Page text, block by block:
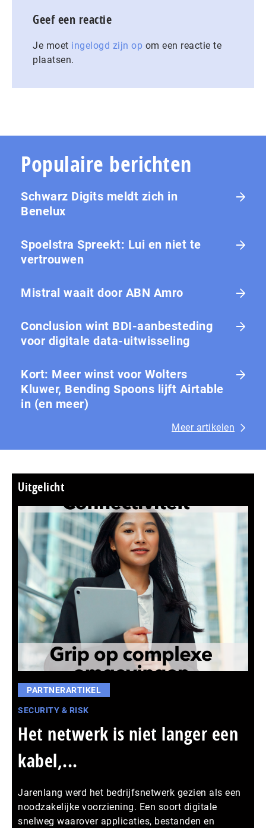
Geef een reactie
Je moet ingelogd zijn op om een reactie te
plaatsen.
Populaire berichten
Schwarz Digits meldt zich in
Benelux
Spoelstra Spreekt: Lui en niet te
vertrouwen
Mistral waait door ABN Amro
Conclusion wint BDI-aanbesteding
voor digitale data-uitwisseling
Kort: Meer winst voor Wolters
Kluwer, Bending Spoons lijft Airtable
in (en meer)
Meer artikelen
Uitgelicht
PARTNERARTIKEL
SECURITY & RISK
Het netwerk is niet langer een
kabel,...
Jarenlang werd het bedrijfsnetwerk gezien als een
noodzakelijke voorziening. Een soort digitale
snelweg waarover applicaties, bestanden en